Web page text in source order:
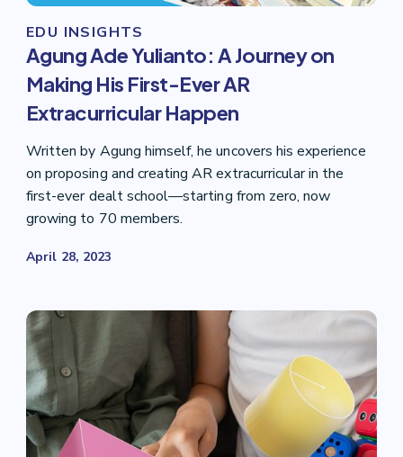
EDU INSIGHTS
Agung Ade Yulianto: A Journey on
Making His First-Ever AR
Extracurricular Happen
Written by Agung himself, he uncovers his experience
on proposing and creating AR extracurricular in the
first-ever dealt school—starting from zero, now
growing to 70 members.
April 28, 2023